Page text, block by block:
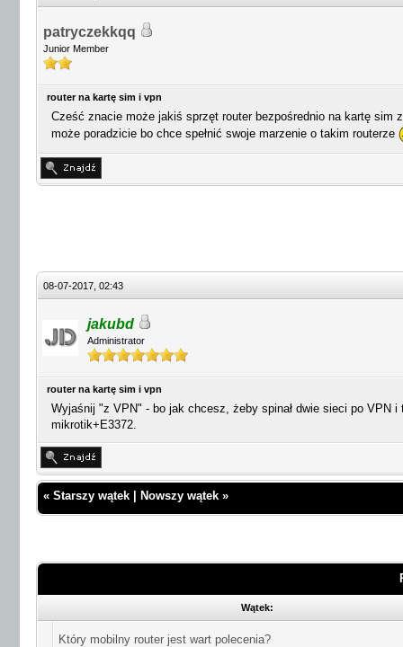
patryczekkqq
Junior Member
router na kartę sim i vpn
Cześć znacie może jakiś sprzęt router bezpośrednio na kartę sim
może poradzicie bo chce spełnić swoje marzenie o takim routerze
08-07-2017, 02:43
jakubd
Administrator
router na kartę sim i vpn
Wyjaśnij "z VPN" - bo jak chcesz, żeby spinał dwie sieci po VPN
mikrotik+E3372.
« Starszy wątek Nowszy wątek »
Wątek:
Który mobilny router jest wart polecenia?